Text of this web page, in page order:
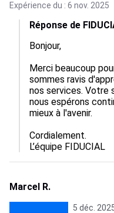
Expérience du : 6 nov. 2025
Réponse de
Bonjour,
Merci beaucoup
sommes ravis
nos services.
nous espérons
mieux à l'avenir.
Cordialement.
L’équipe FIDUCIAL
Marcel R.
5 déc.